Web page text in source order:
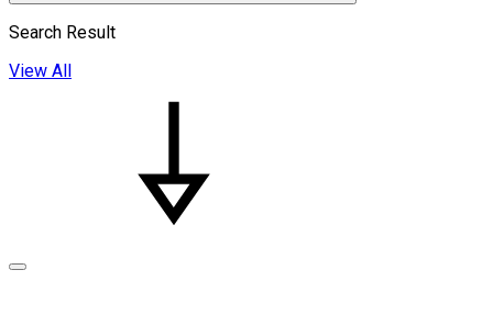
Search Result
View All